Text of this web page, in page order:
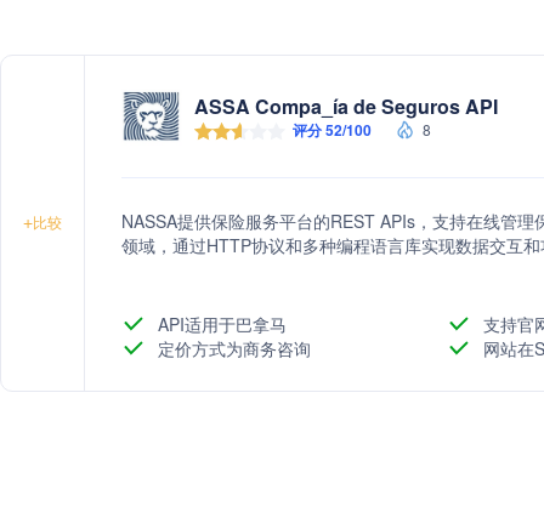
+比较
ASSA Compa_ía de Seguros API
评分 52/100 8
NASSA提供保险服务平台的REST APIs，支持在线管
领域，通过HTTP协议和多种编程语言库实现数据交互
API适用于巴拿马
支持官
定价方式为商务咨询
网站在